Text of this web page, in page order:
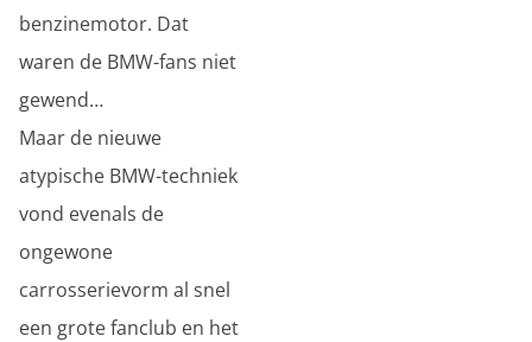
benzinemotor. Dat
waren de BMW-fans niet
gewend…
Maar de nieuwe
atypische BMW-techniek
vond evenals de
ongewone
carrosserievorm al snel
een grote fanclub en het